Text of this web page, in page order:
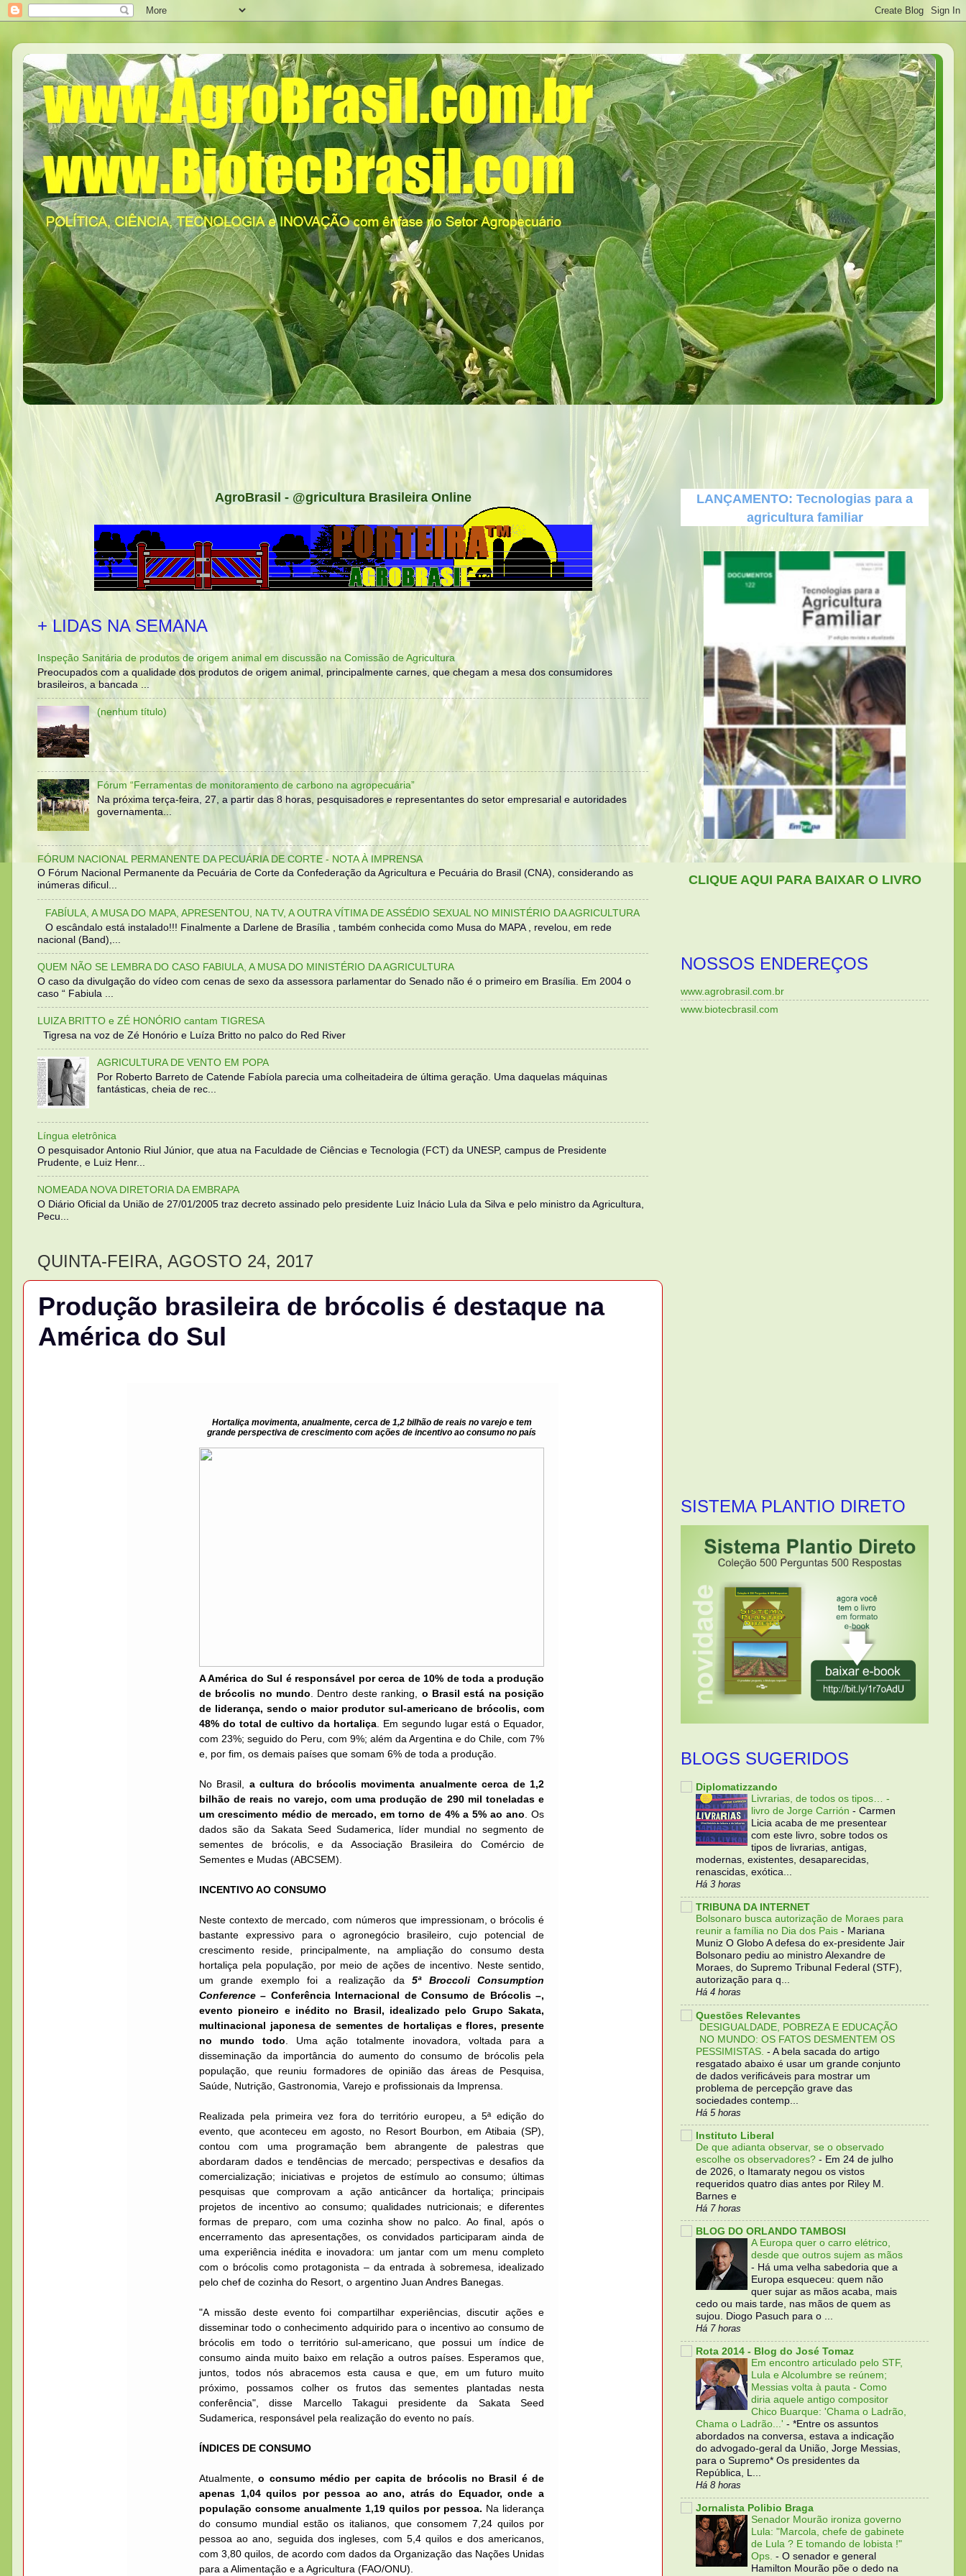
AgroBrasil - @gricultura Brasileira Online
+ LIDAS NA SEMANA
Inspeção Sanitária de produtos de origem animal em discussão na Comissão de Agricultura
Preocupados com a qualidade dos produtos de origem animal, principalmente carnes, que chegam a mesa dos consumidores
brasileiros, a bancada ...
(nenhum título)
Fórum “Ferramentas de monitoramento de carbono na agropecuária”
Na próxima terça-feira, 27, a partir das 8 horas, pesquisadores e representantes do setor empresarial e autoridades
governamenta...
FÓRUM NACIONAL PERMANENTE DA PECUÁRIA DE CORTE - NOTA À IMPRENSA
O Fórum Nacional Permanente da Pecuária de Corte da Confederação da Agricultura e Pecuária do Brasil (CNA), considerando as
inúmeras dificul...
FABÍULA, A MUSA DO MAPA, APRESENTOU, NA TV, A OUTRA VÍTIMA DE ASSÉDIO SEXUAL NO MINISTÉRIO DA AGRICULTURA
O escândalo está instalado!!! Finalmente a Darlene de Brasília , também conhecida como Musa do MAPA , revelou, em rede
nacional (Band),...
QUEM NÃO SE LEMBRA DO CASO FABIULA, A MUSA DO MINISTÉRIO DA AGRICULTURA
O caso da divulgação do vídeo com cenas de sexo da assessora parlamentar do Senado não é o primeiro em Brasília. Em 2004 o
caso “ Fabiula ...
LUIZA BRITTO e ZÉ HONÓRIO cantam TIGRESA
Tigresa na voz de Zé Honório e Luíza Britto no palco do Red River
AGRICULTURA DE VENTO EM POPA
Por Roberto Barreto de Catende Fabíola parecia uma colheitadeira de última geração. Uma daquelas máquinas
fantásticas, cheia de rec...
Língua eletrônica
O pesquisador Antonio Riul Júnior, que atua na Faculdade de Ciências e Tecnologia (FCT) da UNESP, campus de Presidente
Prudente, e Luiz Henr...
NOMEADA NOVA DIRETORIA DA EMBRAPA
O Diário Oficial da União de 27/01/2005 traz decreto assinado pelo presidente Luiz Inácio Lula da Silva e pelo ministro da Agricultura,
Pecu...
QUINTA-FEIRA, AGOSTO 24, 2017
Produção brasileira de brócolis é destaque na
América do Sul
Hortaliça movimenta, anualmente, cerca de 1,2 bilhão de reais no varejo e tem
grande perspectiva de crescimento com ações de incentivo ao consumo no país
A América do Sul é responsável por cerca de 10% de toda a produção
de brócolis no mundo. Dentro deste ranking, o Brasil está na posição
de liderança, sendo o maior produtor sul-americano de brócolis, com
48% do total de cultivo da hortaliça. Em segundo lugar está o Equador,
com 23%; seguido do Peru, com 9%; além da Argentina e do Chile, com 7%
e, por fim, os demais países que somam 6% de toda a produção.
No Brasil, a cultura do brócolis movimenta anualmente cerca de 1,2
bilhão de reais no varejo, com uma produção de 290 mil toneladas e
um crescimento médio de mercado, em torno de 4% a 5% ao ano. Os
dados são da Sakata Seed Sudamerica, líder mundial no segmento de
sementes de brócolis, e da Associação Brasileira do Comércio de
Sementes e Mudas (ABCSEM).
INCENTIVO AO CONSUMO
Neste contexto de mercado, com números que impressionam, o brócolis é
bastante expressivo para o agronegócio brasileiro, cujo potencial de
crescimento reside, principalmente, na ampliação do consumo desta
hortaliça pela população, por meio de ações de incentivo. Neste sentido,
um grande exemplo foi a realização da5ª Broccoli Consumption
Conference – Conferência Internacional de Consumo de Brócolis –,
evento pioneiro e inédito no Brasil, idealizado pelo Grupo Sakata,
multinacional japonesa de sementes de hortaliças e flores, presente
no mundo todo. Uma ação totalmente inovadora, voltada para a
disseminação da importância do aumento do consumo de brócolis pela
população, que reuniu formadores de opinião das áreas de Pesquisa,
Saúde, Nutrição, Gastronomia, Varejo e profissionais da Imprensa.
Realizada pela primeira vez fora do território europeu, a 5ª edição do
evento, que aconteceu em agosto, no Resort Bourbon, em Atibaia (SP),
contou com uma programação bem abrangente de palestras que
abordaram dados e tendências de mercado; perspectivas e desafios da
comercialização; iniciativas e projetos de estímulo ao consumo; últimas
pesquisas que comprovam a ação anticâncer da hortaliça; principais
projetos de incentivo ao consumo; qualidades nutricionais; e diferentes
formas de preparo, com uma cozinha show no palco. Ao final, após o
encerramento das apresentações, os convidados participaram ainda de
uma experiência inédita e inovadora: um jantar com um menu completo
com o brócolis como protagonista – da entrada à sobremesa, idealizado
pelo chef de cozinha do Resort, o argentino Juan Andres Banegas.
"A missão deste evento foi compartilhar experiências, discutir ações e
disseminar todo o conhecimento adquirido para o incentivo ao consumo de
brócolis em todo o território sul-americano, que possui um índice de
consumo ainda muito baixo em relação a outros países. Esperamos que,
juntos, todos nós abracemos esta causa e que, em um futuro muito
próximo, possamos colher os frutos das sementes plantadas nesta
conferência", disse Marcello Takagui presidente da Sakata Seed
Sudamerica, responsável pela realização do evento no país.
ÍNDICES DE CONSUMO
Atualmente,o consumo médio per capita de brócolis no Brasil é de
apenas 1,04 quilos por pessoa ao ano, atrás do Equador, onde a
população consome anualmente 1,19 quilos por pessoa. Na liderança
do consumo mundial estão os italianos, que consomem 7,24 quilos por
pessoa ao ano, seguida dos ingleses, com 5,4 quilos e dos americanos,
com 3,80 quilos, de acordo com dados da Organização das Nações Unidas
para a Alimentação e a Agricultura (FAO/ONU).
LANÇAMENTO: Tecnologias para a
agricultura familiar
CLIQUE AQUI PARA BAIXAR O LIVRO
NOSSOS ENDEREÇOS
www.agrobrasil.com.br
www.biotecbrasil.com
SISTEMA PLANTIO DIRETO
BLOGS SUGERIDOS
Diplomatizzando
Livrarias, de todos os tipos… -
livro de Jorge Carrión - Carmen
Licia acaba de me presentear
com este livro, sobre todos os
tipos de livrarias, antigas,
modernas, existentes, desaparecidas,
renascidas, exótica...
Há 3 horas
TRIBUNA DA INTERNET
Bolsonaro busca autorização de Moraes para
reunir a família no Dia dos Pais - Mariana
Muniz O Globo A defesa do ex-presidente Jair
Bolsonaro pediu ao ministro Alexandre de
Moraes, do Supremo Tribunal Federal (STF),
autorização para q...
Há 4 horas
Questões Relevantes
DESIGUALDADE, POBREZA E EDUCAÇÃO
NO MUNDO: OS FATOS DESMENTEM OS
PESSIMISTAS. - A bela sacada do artigo
resgatado abaixo é usar um grande conjunto
de dados verificáveis para mostrar um
problema de percepção grave das
sociedades contemp...
Há 5 horas
Instituto Liberal
De que adianta observar, se o observado
escolhe os observadores? - Em 24 de julho
de 2026, o Itamaraty negou os vistos
requeridos quatro dias antes por Riley M.
Barnes e
Há 7 horas
BLOG DO ORLANDO TAMBOSI
A Europa quer o carro elétrico,
desde que outros sujem as mãos
- Há uma velha sabedoria que a
Europa esqueceu: quem não
quer sujar as mãos acaba, mais
cedo ou mais tarde, nas mãos de quem as
sujou. Diogo Pasuch para o ...
Há 7 horas
Rota 2014 - Blog do José Tomaz
Em encontro articulado pelo STF,
Lula e Alcolumbre se reúnem;
Messias volta à pauta - Como
diria aquele antigo compositor
Chico Buarque: 'Chama o Ladrão,
Chama o Ladrão...' - *Entre os assuntos
abordados na conversa, estava a indicação
do advogado-geral da União, Jorge Messias,
para o Supremo* Os presidentes da
República, L...
Há 8 horas
Jornalista Polibio Braga
Senador Mourão ironiza governo
Lula: "Marcola, chefe de gabinete
de Lula ? E tomando de lobista !"
Ops. - O senador e general
Hamilton Mourão põe o dedo na